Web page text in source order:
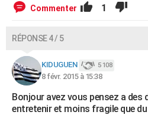
Commenter 1
RÉPONSE 4 / 5
KIDUGUEN 5 108
8 févr. 2015 à 15:38
Bonjour avez vous pensez a des
entretenir et moins fragile que